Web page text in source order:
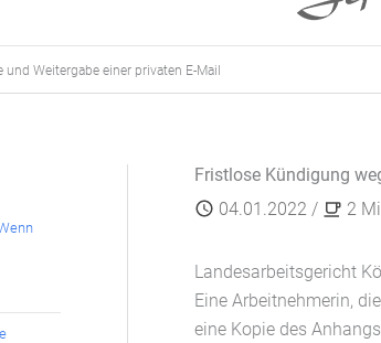
Weitergabe einer privaten E-Mail
Fristlose Kündigung
04.01.2022 / 2
Landesarbeitsgericht
Eine Arbeitnehmerin,
eine Kopie des